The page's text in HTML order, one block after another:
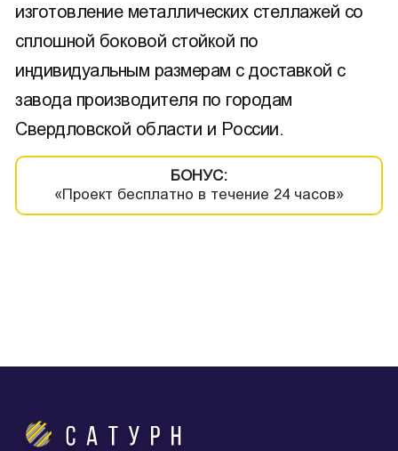
изготовление металлических стеллажей со
сплошной боковой стойкой по
индивидуальным размерам с доставкой с
завода производителя по городам
Свердловской области и России.
БОНУС:
«Проект бесплатно в течение 24 часов»